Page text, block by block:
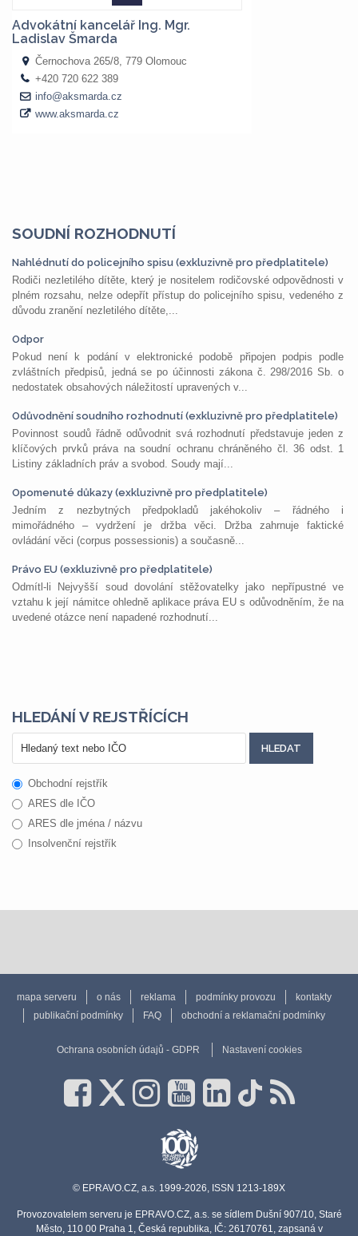
SOUDNÍ ROZHODNUTÍ
Nahlédnutí do policejního spisu (exkluzivně pro předplatitele)
Rodiči nezletilého dítěte, který je nositelem rodičovské odpovědnosti v
plném rozsahu, nelze odepřít přístup do policejního spisu, vedeného z
důvodu zranění nezletilého dítěte,...
Odpor
Pokud není k podání v elektronické podobě připojen podpis podle
zvláštních předpisů, jedná se po účinnosti zákona č. 298/2016 Sb. o
nedostatek obsahových náležitostí upravených v...
Odůvodnění soudního rozhodnutí (exkluzivně pro předplatitele)
Povinnost soudů řádně odůvodnit svá rozhodnutí představuje jeden z
klíčových prvků práva na soudní ochranu chráněného čl. 36 odst. 1
Listiny základních práv a svobod. Soudy mají...
Opomenuté důkazy (exkluzivně pro předplatitele)
Jedním z nezbytných předpokladů jakéhokoliv – řádného i
mimořádného – vydržení je držba věci. Držba zahrnuje faktické
ovládání věci (corpus possessionis) a současně...
Právo EU (exkluzivně pro předplatitele)
Odmítl-li Nejvyšší soud dovolání stěžovatelky jako nepřípustné ve
vztahu k její námitce ohledně aplikace práva EU s odůvodněním, že na
uvedené otázce není napadené rozhodnutí...
HLEDÁNÍ V REJSTŘÍCÍCH
Obchodní rejstřík
ARES dle IČO
ARES dle jména / názvu
Insolvenční rejstřík
mapa serveru o nás reklama podmínky provozu
kontakty
publikační podmínky
FAQ obchodní a reklamační podmínky
Ochrana osobních údajů - GDPR Nastavení cookies
© EPRAVO.CZ, a.s. 1999-2026, ISSN 1213-189X
Provozovatelem serveru je EPRAVO.CZ, a.s. se sídlem Dušní 907/10, Staré
Město, 110 00 Praha 1, Česká republika, IČ: 26170761, zapsaná v